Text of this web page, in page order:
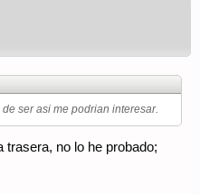
ser asi me podrian interesar.
trasera, no lo he probado;